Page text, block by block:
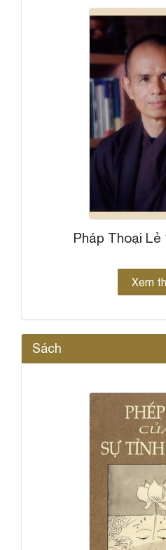
Pháp Thoại Lẻ
Xem
Sách